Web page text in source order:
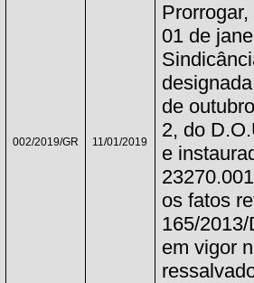
002/2019/GR 11/01/2019
01 de
de
2, do
e
os fatos
165/
em vigor